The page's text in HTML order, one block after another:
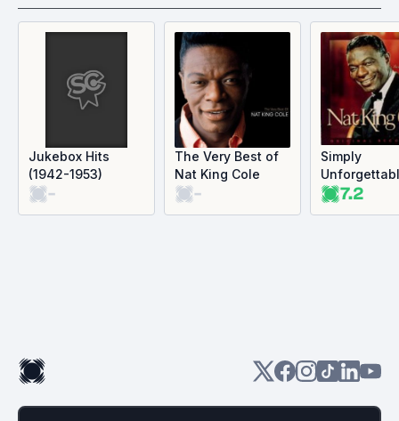
Jukebox Hits
(1942-1953)
-
The Very Best of
Nat King Cole
-
Simply
7.2